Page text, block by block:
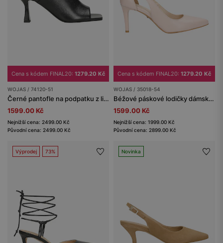
Cena s kódem FINAL20: 1279.20 Kč
WOJAS / 74120-51
Černé pantofle na podpatku z licové kůže
1599.00 Kč
Nejnižší cena: 2499.00 Kč
Původní cena: 2499.00 Kč
Cena s kódem FINAL20: 1279.20 Kč
WOJAS / 35018-54
Béžové páskové lodičky dámské s uzavřenou špičkou
1599.00 Kč
Nejnižší cena: 1999.00 Kč
Původní cena: 2899.00 Kč
Výprodej 73% Novinka